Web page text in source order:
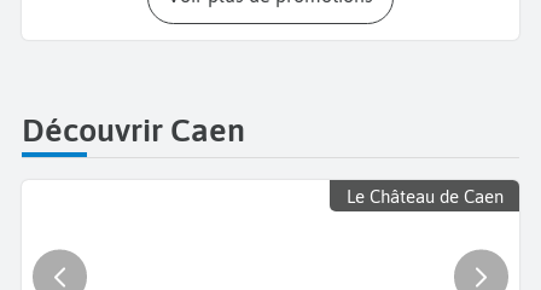
Découvrir Caen
Le Château de Caen